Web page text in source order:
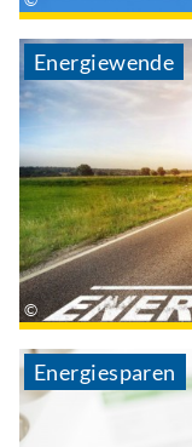
Energiewende
Energiesparen